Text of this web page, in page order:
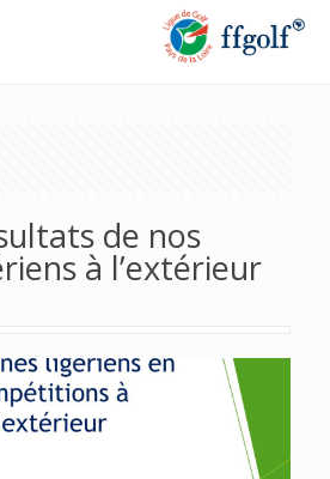
de nos
à l’extérieur